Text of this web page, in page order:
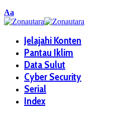
Aa
Jelajahi Konten
Pantau Iklim
Data Sulut
Cyber Security
Serial
Index